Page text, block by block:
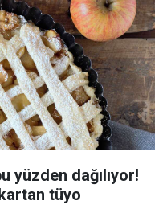
yüzden dağılıyor!
tüyo